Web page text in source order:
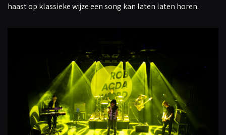
haast op klassieke wijze een song kan laten laten horen.